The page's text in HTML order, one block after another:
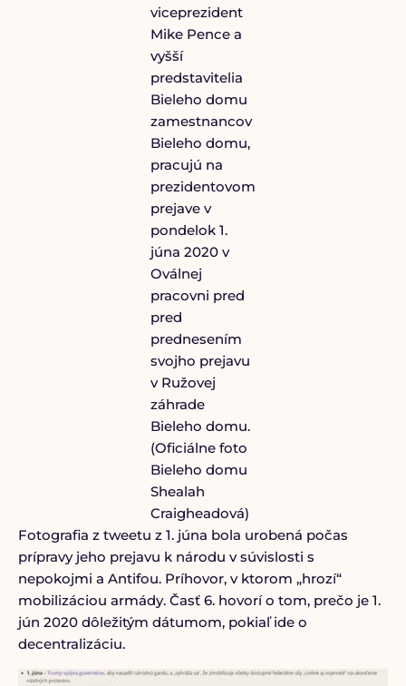
viceprezident
Mike Pence a
vyšší
predstavitelia
Bieleho domu
zamestnancov
Bieleho domu,
pracujú na
prezidentovom
prejave v
pondelok 1.
júna 2020 v
Oválnej
pracovni pred
pred
prednesením
svojho prejavu
v Ružovej
záhrade
Bieleho domu.
(Oficiálne foto
Bieleho domu
Shealah
Craigheadová)
Fotografia z tweetu z 1. júna bola urobená počas
prípravy jeho prejavu k národu v súvislosti s
nepokojmi a Antifou. Príhovor, v ktorom „hrozí“
mobilizáciou armády. Časť 6. hovorí o tom, prečo je 1.
jún 2020 dôležitým dátumom, pokiaľ ide o
decentralizáciu.